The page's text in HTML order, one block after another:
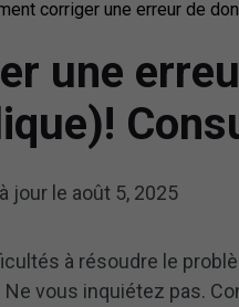
corriger une erreur de
une
jour le août 5, 2025
à résoudre le
vous inquiétez pas.